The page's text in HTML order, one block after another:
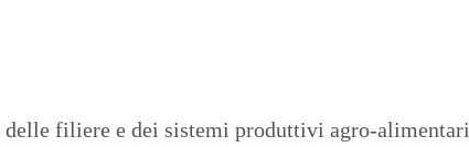
delle filiere e dei sistemi produttivi agro-alimentari